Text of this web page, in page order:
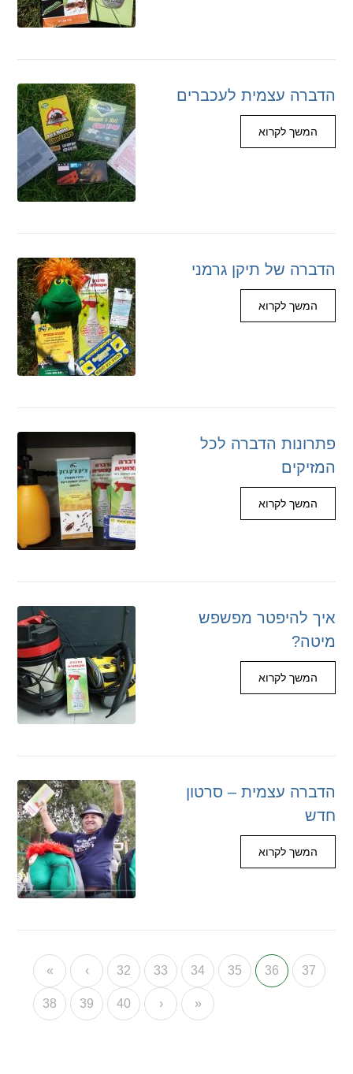
הדברה עצמית לעכברים
המשך לקרוא
הדברה של תיקן גרמני
המשך לקרוא
פתרונות הדברה לכל
המזיקים
המשך לקרוא
איך להיפטר מפשפש
מיטה?
המשך לקרוא
הדברה עצמית – סרטון
חדש
המשך לקרוא
« ‹ 32 33 34 35 36 37
38 39 40 › »